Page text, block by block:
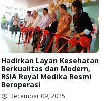
Hadirkan Layan Kesehatan
Berkualitas dan Modern,
RSIA Royal Medika Resmi
Beroperasi
December 09, 2025